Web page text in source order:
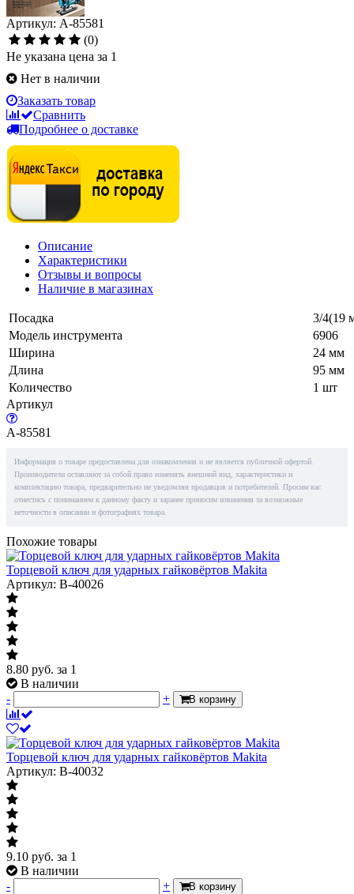
Артикул: A-85581
(0)
Не указана цена за 1
Нет в наличии
Заказать товар
Сравнить
Подробнее о доставке
Описание
Характеристики
Отзывы и вопросы
Наличие в магазинах
Посадка
3/4(19
Модель инструмента
6906
Ширина
24 мм
Длина
95 мм
Количество
1 шт
Артикул
A-85581
Информация о товаре предоставлена для ознакомления и не является публичной офертой.
Производители оставляют за собой право изменять внешний вид, характеристики и
комплектацию товара, предварительно не уведомляя продавцов и потребителей. Просим вас
отнестись с пониманием к данному факту и заранее приносим извинения за возможные
неточности в описании и фотографиях товара.
Похожие товары
Торцевой ключ для ударных гайковёртов Makita
Артикул: B-40026
8.80 руб. за 1
В наличии
-
+ В корзину
Торцевой ключ для ударных гайковёртов Makita
Артикул: B-40032
9.10 руб. за 1
В наличии
-
+ В корзину